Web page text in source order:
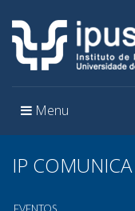
Toggle
Menu
IP COMUNICA
EVENTOS